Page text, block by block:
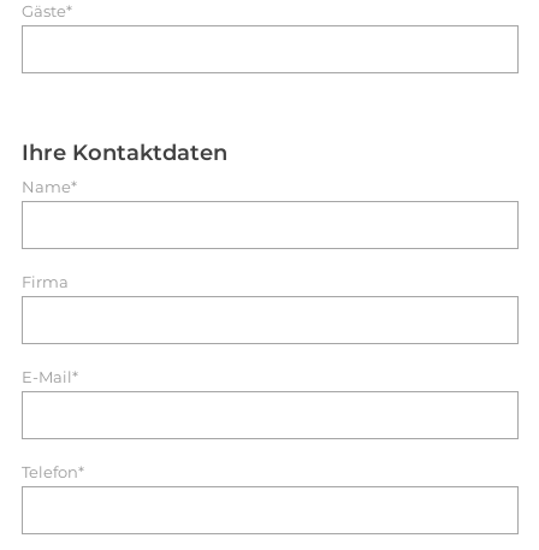
Gäste*
Ihre Kontaktdaten
Name*
Firma
E-Mail*
Telefon*